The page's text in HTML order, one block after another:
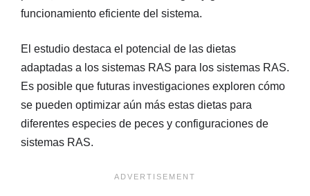
funcionamiento eficiente del sistema.
El estudio destaca el potencial de las dietas
adaptadas a los sistemas RAS para los sistemas RAS.
Es posible que futuras investigaciones exploren cómo
se pueden optimizar aún más estas dietas para
diferentes especies de peces y configuraciones de
sistemas RAS.